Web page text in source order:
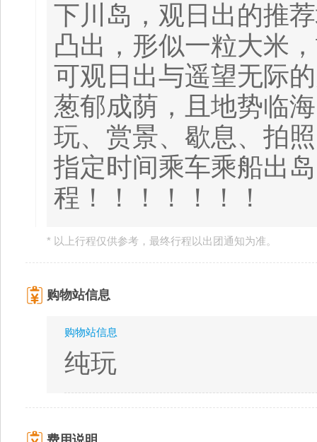
下川岛，观日出的推
凸出，形似一粒大米
可观日出与遥望无际
葱郁成荫，且地势临
玩、赏景、歇息、拍
指定时间乘车乘船出
程！！！！！！！
* 以上行程仅供参考，最终行程以出团通知为准。
购物站信息
购物站信息
纯玩